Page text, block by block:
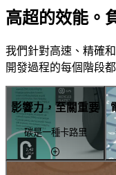
高超的效能。
我們針對高速、精確
開發過程的每個階段
影響力，至關重要
碳是一種卡路里